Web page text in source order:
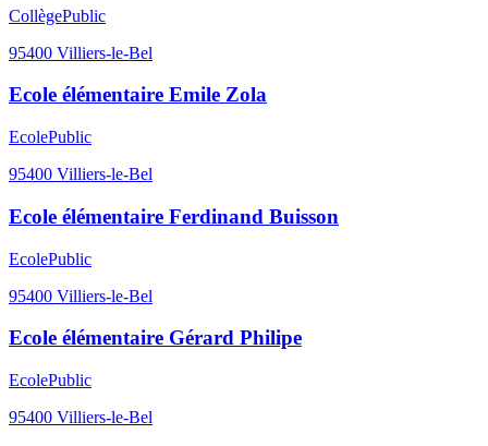
CollègePublic
95400 Villiers-le-Bel
Ecole élémentaire Emile Zola
EcolePublic
95400 Villiers-le-Bel
Ecole élémentaire Ferdinand Buisson
EcolePublic
95400 Villiers-le-Bel
Ecole élémentaire Gérard Philipe
EcolePublic
95400 Villiers-le-Bel